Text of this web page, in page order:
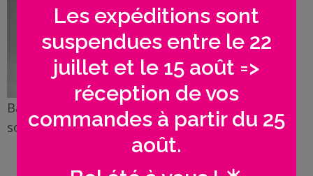
Badge prénom infirmière aide
soignante / EHPAD
Les expéditions sont
suspendues entre le 22
juillet et le 15 août =>
réception de vos
commandes à partir du 25
août.